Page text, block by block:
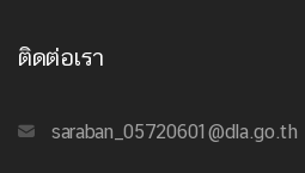
ติดต่อเรา
saraban_05720601@dla.go.th